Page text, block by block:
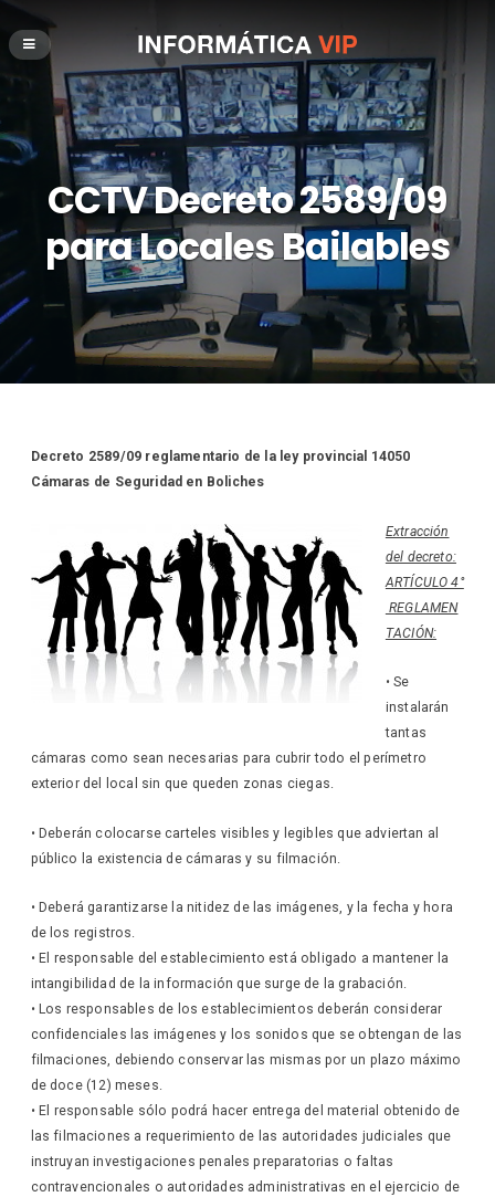
CCTV Decreto 2589/09
para Locales Bailables
Decreto 2589/09 reglamentario de la ley provincial 14050
Cámaras de Seguridad en Boliches
Extracción
del decreto:
ARTÍCULO 4°
REGLAMEN
TACIÓN:
• Se
instalarán
tantas
cámaras como sean necesarias para cubrir todo el perímetro
exterior del local sin que queden zonas ciegas.
• Deberán colocarse carteles visibles y legibles que adviertan al
público la existencia de cámaras y su filmación.
• Deberá garantizarse la nitidez de las imágenes, y la fecha y hora
de los registros.
• El responsable del establecimiento está obligado a mantener la
intangibilidad de la información que surge de la grabación.
• Los responsables de los establecimientos deberán considerar
confidenciales las imágenes y los sonidos que se obtengan de las
filmaciones, debiendo conservar las mismas por un plazo máximo
de doce (12) meses.
• El responsable sólo podrá hacer entrega del material obtenido de
las filmaciones a requerimiento de las autoridades judiciales que
instruyan investigaciones penales preparatorias o faltas
contravencionales o autoridades administrativas en el ejercicio de